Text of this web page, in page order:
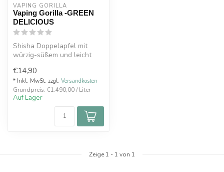
VAPING GORILLA
Vaping Gorilla -GREEN
DELICIOUS
Shisha Doppelapfel mit
würzig-süßem und leicht
€14,90
* Inkl. MwSt. zzgl. Versandkosten
Grundpreis: €1.490,00 / Liter
Auf Lager
Zeige 1 - 1 von 1